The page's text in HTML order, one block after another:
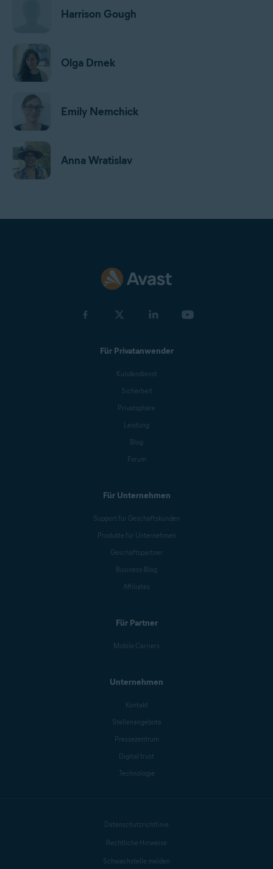
Harrison Gough
Olga Drnek
Emily Nemchick
Anna Wratislav
Michelle Robins
Benjamin Gorman
Jessica Valasek Estenssoro
Melanie Weber
Antoinette Cocorinos
Mike Polacko
Danielle Bodnar
Ivan Belcic
Für Privatanwender
Kundendienst
Sicherheit
Privatsphäre
Leistung
Blog
Forum
Für Unternehmen
Support für Geschäftskunden
Produkte für Unternehmen
Geschäftspartner
Business-Blog
Affiliates
Für Partner
Mobile Carriers
Unternehmen
Kontakt
Stellenangebote
Pressezentrum
Digital trust
Technologie
Datenschutzrichtlinie
Rechtliche Hinweise
Schwachstelle melden